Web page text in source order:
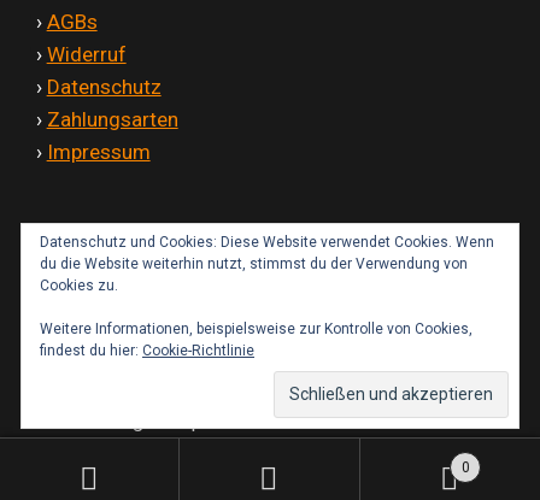
› AGBs
› Widerruf
› Datenschutz
› Zahlungsarten
› Impressum
Kontakt
Datenschutz und Cookies: Diese Website verwendet Cookies. Wenn
du die Website weiterhin nutzt, stimmst du der Verwendung von
Cookies zu.
Weitere Informationen, beispielsweise zur Kontrolle von Cookies,
findest du hier: Cookie-Richtlinie
Suchen
0